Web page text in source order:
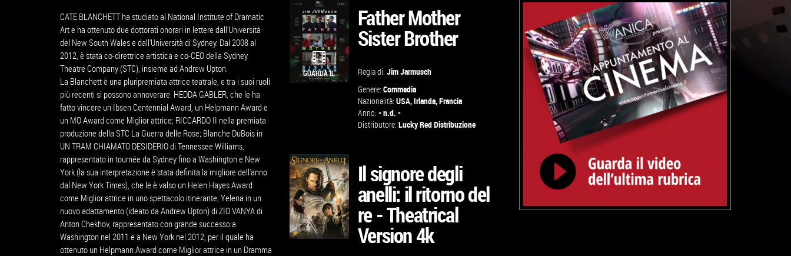
CATE BLANCHETT ha studiato al National Institute of Dramatic
Art e ha ottenuto due dottorati onorari in lettere dall'Università
del New South Wales e dall'Università di Sydney. Dal 2008 al
2012, è stata co-direttrice artistica e co-CEO della Sydney
Theatre Company (STC), insieme ad Andrew Upton.
La Blanchett è una pluripremiata attrice teatrale, e tra i suoi ruoli
più recenti si possono annoverare: HEDDA GABLER, che le ha
fatto vincere un Ibsen Centennial Award, un Helpmann Award e
un MO Award come Miglior attrice; RICCARDO II nella premiata
produzione della STC La Guerra delle Rose; Blanche DuBois in
UN TRAM CHIAMATO DESIDERIO di Tennessee Williams,
rappresentato in tournée da Sydney fino a Washington e New
York (la sua interpretazione è stata definita la migliore dell'anno
dal New York Times), che le è valso un Helen Hayes Award
come Miglior attrice in uno spettacolo itinerante; Yelena in un
nuovo adattamento (ideato da Andrew Upton) di ZIO VANYA di
Anton Chekhov, rappresentato con grande successo a
Washington nel 2011 e a New York nel 2012, per il quale ha
ottenuto un Helpmann Award come Miglior attrice in un Dramma
GUARDA IL
VAI ALLA
SCHEDA
Father Mother
Sister Brother
Regia di: Jim Jarmusch
Genere: Commedia
Nazionalità: USA,Irlanda,Francia
Anno: - n.d. -
Distributore: Lucky Red Distribuzione
Il signore degli
anelli: il ritorno del
re - Theatrical
Version 4k